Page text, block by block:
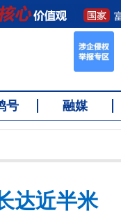
号 融媒
达近半米